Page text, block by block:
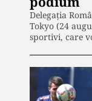
Delegaţia
Tokyo (24
sportivi, care